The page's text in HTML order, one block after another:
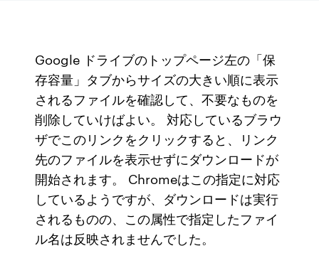
Google ドライブのトップページ左の「保
存容量」タブからサイズの大きい順に表示
されるファイルを確認して、不要なものを
削除していけばよい。 対応しているブラウ
ザでこのリンクをクリックすると、リンク
先のファイルを表示せずにダウンロードが
開始されます。 Chromeはこの指定に対応
しているようですが、ダウンロードは実行
されるものの、この属性で指定したファイ
ル名は反映されませんでした。